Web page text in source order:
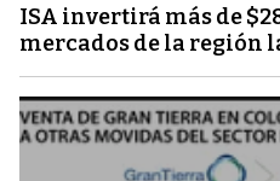
ISA invertirá más de
mercados de la región